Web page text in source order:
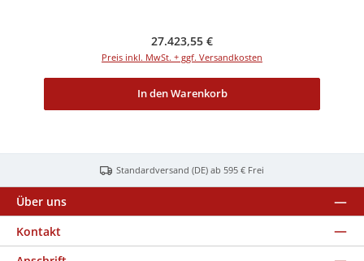
Regulärer Preis:
27.423,55 €
Preis inkl. MwSt. + ggf. Versandkosten
In den Warenkorb
Standardversand (DE) ab 595 € Frei
Über uns
Kontakt